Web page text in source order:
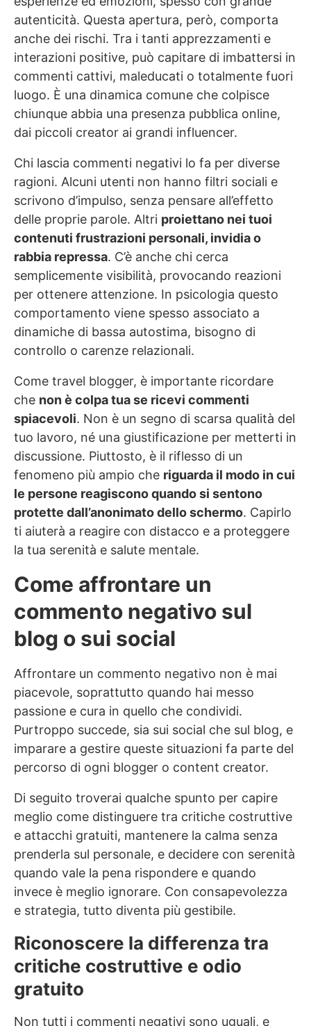
Commenti negativi e benessere digitale:
proteggi la tua salute mentale
Gestire le critiche online: riflessioni
finali per blogger e content creator
autenticità. Questa apertura, però, comporta
anche dei rischi. Tra i tanti apprezzamenti e
interazioni positive, può capitare di imbattersi in
commenti cattivi, maleducati o totalmente fuori
luogo. È una dinamica comune che colpisce
chiunque abbia una presenza pubblica online,
dai piccoli creator ai grandi influencer.
Chi lascia commenti negativi lo fa per diverse
ragioni. Alcuni utenti non hanno filtri sociali e
scrivono d’impulso, senza pensare all’effetto
delle proprie parole. Altri proiettano nei tuoi
contenuti frustrazioni personali, invidia o
rabbia repressa. C’è anche chi cerca
semplicemente visibilità, provocando reazioni
per ottenere attenzione. In psicologia questo
comportamento viene spesso associato a
dinamiche di bassa autostima, bisogno di
controllo o carenze relazionali.
Come travel blogger, è importante ricordare
che non è colpa tua se ricevi commenti
spiacevoli. Non è un segno di scarsa qualità del
tuo lavoro, né una giustificazione per metterti in
discussione. Piuttosto, è il riflesso di un
fenomeno più ampio che riguarda il modo in cui
le persone reagiscono quando si sentono
protette dall’anonimato dello schermo. Capirlo
ti aiuterà a reagire con distacco e a proteggere
la tua serenità e salute mentale.
Come affrontare un
commento negativo sul
blog o sui social
Affrontare un commento negativo non è mai
piacevole, soprattutto quando hai messo
passione e cura in quello che condividi.
Purtroppo succede, sia sui social che sul blog, e
imparare a gestire queste situazioni fa parte del
percorso di ogni blogger o content creator.
Di seguito troverai qualche spunto per capire
meglio come distinguere tra critiche costruttive
e attacchi gratuiti, mantenere la calma senza
prenderla sul personale, e decidere con serenità
quando vale la pena rispondere e quando
invece è meglio ignorare. Con consapevolezza
e strategia, tutto diventa più gestibile.
Riconoscere la differenza tra
critiche costruttive e odio
gratuito
Non tutti i commenti negativi sono uguali, e